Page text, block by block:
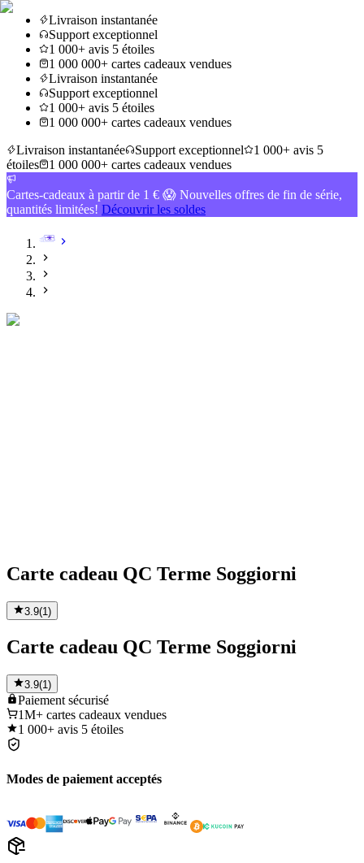
Livraison instantanée
Support exceptionnel
1 000+ avis 5 étoiles
1 000 000+ cartes cadeaux vendues
Livraison instantanée
Support exceptionnel
1 000+ avis 5 étoiles
1 000 000+ cartes cadeaux vendues
Livraison instantanée
Support exceptionnel
1 000+ avis 5
étoiles
1 000 000+ cartes cadeaux vendues
Cartes-cadeaux à partir de 1 € 😱 Nouvelles offres de fin de série,
quantités limitées! Découvrir les soldes
Carte cadeau QC Terme Soggiorni
3.9(1 )
Carte cadeau QC Terme Soggiorni
3.9(1)
Paiement sécurisé
1M+ cartes cadeaux vendues
1 000+ avis 5 étoiles
Modes de paiement acceptés